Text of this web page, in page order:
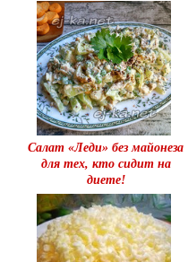
Салат «Леди» без майонеза
для тех, кто сидит на
диете!